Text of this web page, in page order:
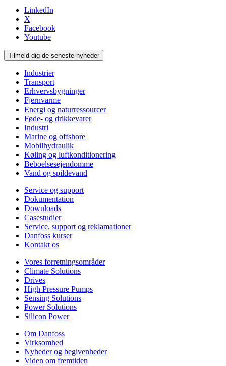
LinkedIn
X
Facebook
Youtube
Tilmeld dig de seneste nyheder
Industrier
Transport
Erhvervsbygninger
Fjernvarme
Energi og naturressourcer
Føde- og drikkevarer
Industri
Marine og offshore
Mobilhydraulik
Køling og luftkonditionering
Beboelsesejendomme
Vand og spildevand
Service og support
Dokumentation
Downloads
Casestudier
Service, support og reklamationer
Danfoss kurser
Kontakt os
Vores forretningsområder
Climate Solutions
Drives
High Pressure Pumps
Sensing Solutions
Power Solutions
Silicon Power
Om Danfoss
Virksomhed
Nyheder og begivenheder
Viden om fremtiden